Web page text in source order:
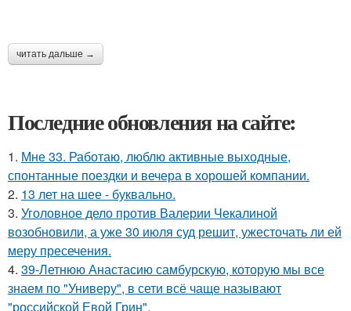
читать дальше →
Последние обновления на сайте:
1. Мне 33. Работаю, люблю активные выходные,
спонтанные поездки и вечера в хорошей компании.
2. 13 лет на шее - буквально.
3. Уголовное дело против Валерии Чекалиной
возобновили, а уже 30 июля суд решит, ужесточать ли ей
меру пресечения.
4. 39-Летнюю Анастасию самбурскую, которую мы все
знаем по "Универу", в сети всё чаще называют
"российской Евой Грин".